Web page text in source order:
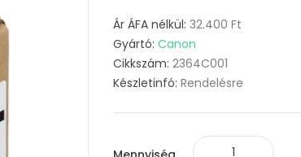
Ár ÁFA nélkül: 32.400 Ft
Gyártó: Canon
Cikkszám: 2364C001
Készletinfó: Rendelésre